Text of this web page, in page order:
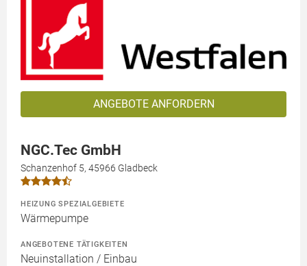
ANGEBOTE ANFORDERN
NGC.Tec GmbH
Schanzenhof 5, 45966 Gladbeck
HEIZUNG SPEZIALGEBIETE
Wärmepumpe
ANGEBOTENE TÄTIGKEITEN
Neuinstallation / Einbau